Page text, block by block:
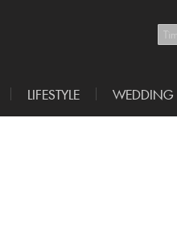
LIFESTYLE WEDDING